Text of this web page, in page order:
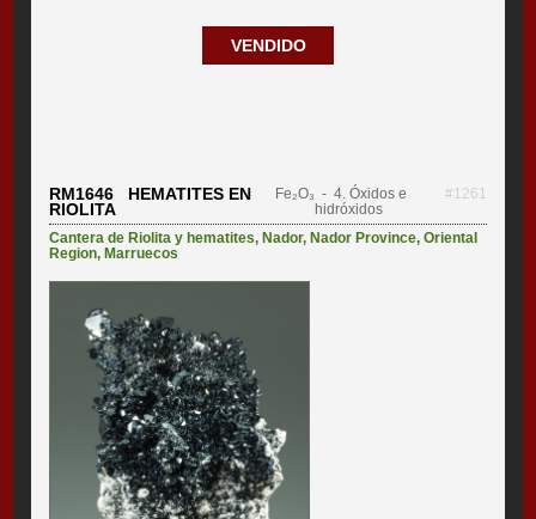
VENDIDO
RM1646 HEMATITES EN
RIOLITA
Fe₂O₃ - 4. Óxidos e
hidróxidos
#1261
Cantera de Riolita y hematites, Nador, Nador Province,Oriental
Region, Marruecos